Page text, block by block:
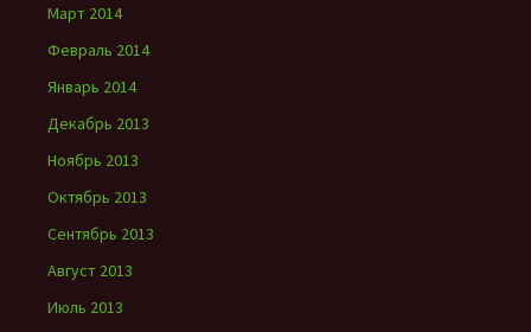
Март 2014
Февраль 2014
Январь 2014
Декабрь 2013
Ноябрь 2013
Октябрь 2013
Сентябрь 2013
Август 2013
Июль 2013